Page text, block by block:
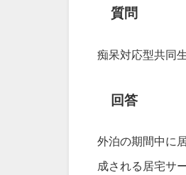
質問
痴呆対応型共同
回答
外泊の期間中に
成される居宅サ